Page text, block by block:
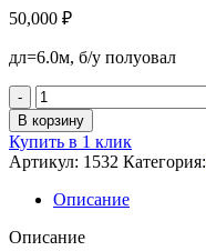
50,000 ₽
дл=6.0м, б/у полуовал
Количество
товара
Труба
э/c
(оцинк.)
36
3
В корзину
Купить в 1 клик
Артикул: 1532 Категория:
Описание
Описание